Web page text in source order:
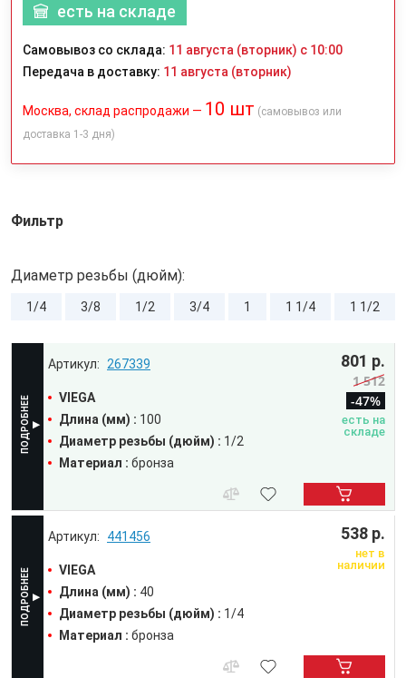
есть на складе
Самовывоз со склада: 11 августа (вторник) с 10:00
Передача в доставку: 11 августа (вторник)
Москва, склад распродажи — 10 шт (самовывоз или
доставка 1-3 дня)
Фильтр
Диаметр резьбы (дюйм):
1/4 3/8 1/2 3/4 1 1 1/4 1 1/2
441456
VIEGA
Длина (мм) : 40
Диаметр резьбы (дюйм) : 1/4
Материал : бронза
538 р.
нет в
наличии
267339
VIEGA
Длина (мм) : 100
Диаметр резьбы (дюйм) : 1/2
Материал : бронза
801 р.
1 512
-47%
есть на
складе